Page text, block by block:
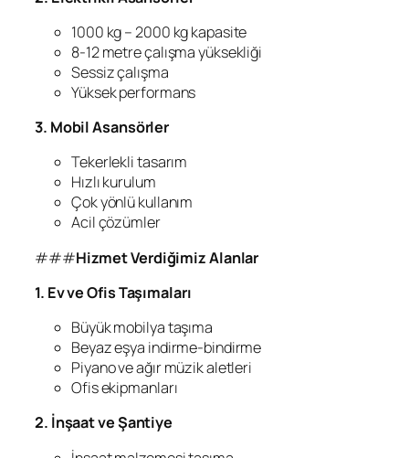
1000 kg – 2000 kg kapasite
8-12 metre çalışma yüksekliği
Sessiz çalışma
Yüksek performans
3. Mobil Asansörler
Tekerlekli tasarım
Hızlı kurulum
Çok yönlü kullanım
Acil çözümler
###Hizmet Verdiğimiz Alanlar
1. Ev ve Ofis Taşımaları
Büyük mobilya taşıma
Beyaz eşya indirme-bindirme
Piyano ve ağır müzik aletleri
Ofis ekipmanları
2. İnşaat ve Şantiye